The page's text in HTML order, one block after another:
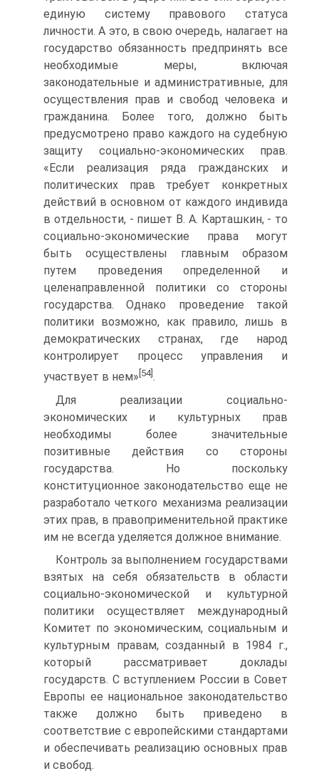
единую систему правового статуса
личности. А это, в свою очередь, налагает на
государство обязанность предпринять все
необходимые меры, включая
законодательные и административные, для
осуществления прав и свобод человека и
гражданина. Более того, должно быть
предусмотрено право каждого на судебную
защиту социально-экономических прав.
«Если реализация ряда гражданских и
политических прав требует конкретных
действий в основном от каждого индивида
в отдельности, - пишет В. А. Карташкин, - то
социально-экономические права могут
быть осуществлены главным образом
путем проведения определенной и
целенаправленной политики со стороны
государства. Однако проведение такой
политики возможно, как правило, лишь в
демократических странах, где народ
контролирует процесс управления и
участвует в нем» [54].
Для реализации социально-
экономических и культурных прав
необходимы более значительные
позитивные действия со стороны
государства. Но поскольку
конституционное законодательство еще не
разработало четкого механизма реализации
этих прав, в правоприменительной практике
им не всегда уделяется должное внимание.
Контроль за выполнением государствами
взятых на себя обязательств в области
социально-экономической и культурной
политики осуществляет международный
Комитет по экономическим, социальным и
культурным правам, созданный в 1984 г.,
который рассматривает доклады
государств. С вступлением России в Совет
Европы ее национальное законодательство
также должно быть приведено в
соответствие с европейскими стандартами
и обеспечивать реализацию основных прав
и свобод.